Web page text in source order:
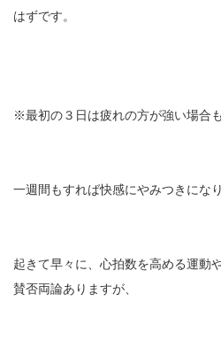
はずです。
※最初の３日は疲れの方が強い場合も
一週間もすれば快感にやみつきになり
起きて早々に、心拍数を高める運動
賛否両論ありますが、